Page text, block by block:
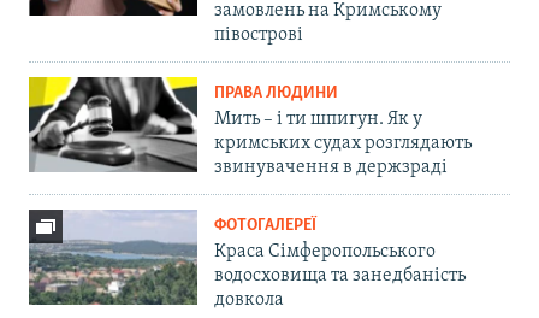
замовлень на Кримському
півострові
ПРАВА ЛЮДИНИ
Мить – і ти шпигун. Як у
кримських судах розглядають
звинувачення в держзраді
ФОТОГАЛЕРЕЇ
Краса Сімферопольського
водосховища та занедбаність
довкола